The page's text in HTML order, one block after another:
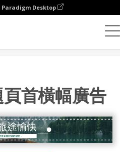
Desktop
首橫幅廣告